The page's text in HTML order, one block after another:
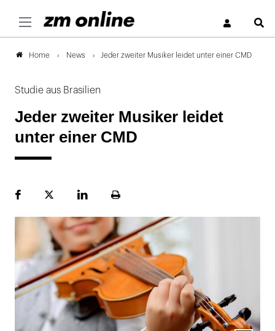
Home News Jeder zweiter Musiker leidet unter einer CMD
Studie aus Brasilien
Jeder zweiter Musiker leidet
unter einer CMD
FacebookPlattformLinekdInSeite